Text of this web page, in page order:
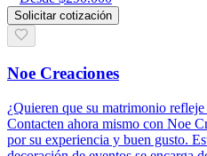
Solicitar cotización
Noe Creaciones
¿Quieren que su matrimonio
Contacten ahora mismo con Noe
por su experiencia y buen gusto.